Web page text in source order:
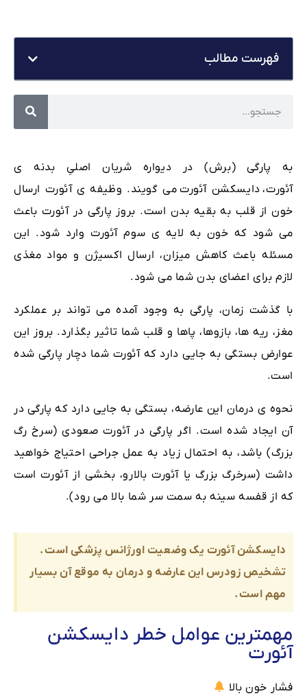
به پارگی (برش) در دیواره شریان اصلیِ بدنه ی
آئورت، دایسکشن آئورت می گویند. وظیفه ی آئورت ارسال
خون از قلب به بقیه بدن است. بروز پارگی در آئورت باعث
می شود که خون به لایه‌ ی سوم آئورت وارد شود. این
مسئله باعث کاهش میزان، ارسال اکسیژن و مواد مغذی
لازم برای اعضای بدن شما می شود.
با گذشت زمان، پارگی به وجود آمده می تواند بر عملکرد
مغز، ریه ها، بازوها، پاها و قلب شما تاثیر بگذارد. بروز این
عوارض بستگی به جایی دارد که آئورت شما دچار پارگی شده
است.
نحوه ی درمان این عارضه، بستگی به جایی دارد که پارگی در
آن ایجاد شده است. اگر پارگی در آئورت صعودی (سرخ رگ
بزرگ) باشد، به احتمال زیاد به عمل جراحی احتیاج خواهید
داشت (سرخرگ بزرگ یا آئورت بالارو، بخشی از آئورت است
که از قفسه سینه به سمت سر شما بالا می رود).
دایسکشن آئورت یک وضعیت اورژانس پزشکی است.
تشخیص زودرس این عارضه و درمان به موقع آن بسیار
مهم است.
مهمترین عوامل خطر دایسکشن
آئورت
فشار خون بالا
فهرست مطالب